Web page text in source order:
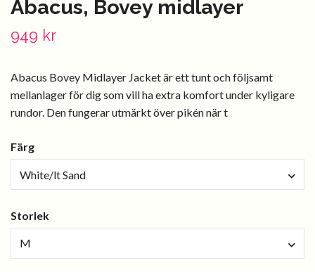
Abacus, Bovey midlayer
949 kr
Abacus Bovey Midlayer Jacket är ett tunt och följsamt
mellanlager för dig som vill ha extra komfort under kyligare
rundor. Den fungerar utmärkt över pikén när t
Färg
White/lt Sand
Storlek
M